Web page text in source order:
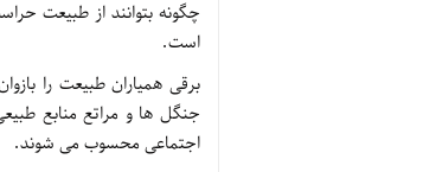
چگونه بتوانند از طبیعت
است.
برقی همیاران طبیعت را
جنگل ها و مراتع منابع
اجتماعی محسوب می شوند.